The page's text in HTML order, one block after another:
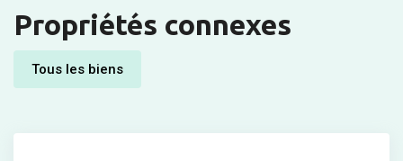
Propriétés connexes
Tous les biens